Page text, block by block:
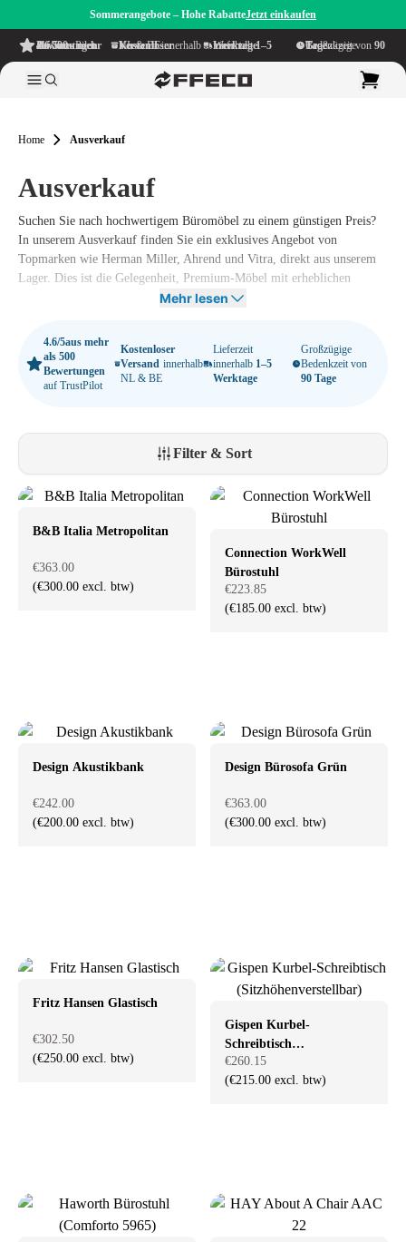
Sommerangebote – Hohe RabatteJetzt einkaufen
4.6/5
aus mehr als 500 Bewertungen
auf TrustPilot Kostenloser Versand
innerhalb NL & BE Lieferzeit innerhalb
1–5 Werktage Großzügige Bedenkzeit von
90 Tage
Home Ausverkauf
Ausverkauf
Suchen Sie nach hochwertigem Büromöbel zu einem günstigen Preis?
In unserem Ausverkauf finden Sie ein exklusives Angebot von
Topmarken wie Herman Miller, Ahrend und Vitra, direkt aus unserem
Lager. Dies ist die Gelegenheit, Premium-Möbel mit erheblichen
Rabatten zu erwerben, ohne bei der Qualität Kompromisse einzugehen.
und werden mit einer Garantie geliefert, sodass Sie sich auf einen
zuverlässigen und langlebigen Kauf verlassen können.
Mehr lesen
4.6/5aus mehr
als 500
Bewertungen
auf TrustPilot
Kostenloser
Versand innerhalb
NL & BE
Lieferzeit
innerhalb 1–5
Werktage
Großzügige
Bedenkzeit von
90 Tage
Filter & Sort
B&B Italia Metropolitan
€363.00
(€300.00 excl. btw)
Connection WorkWell
Bürostuhl
€223.85
(€185.00 excl. btw)
Design Akustikbank
€242.00
(€200.00 excl. btw)
Design Bürosofa Grün
€363.00
(€300.00 excl. btw)
Fritz Hansen Glastisch
€302.50
(€250.00 excl. btw)
Gispen Kurbel-
Schreibtisch
(Sitzhöhenverstellbar)
€260.15
(€215.00 excl. btw)